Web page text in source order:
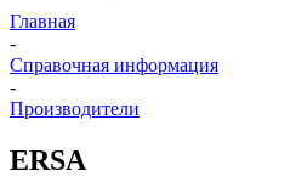
Главная
-
Справочная информация
-
Производители
ERSA